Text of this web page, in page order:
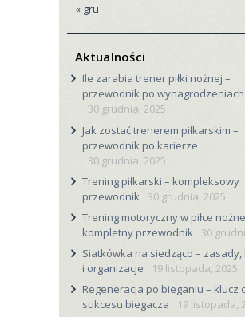
« gru
Aktualności
Ile zarabia trener piłki nożnej –
przewodnik po wynagrodzeniach
30 grudnia, 2025
Jak zostać trenerem piłkarskim –
przewodnik po karierze
30 grudnia, 2025
Trening piłkarski – kompleksowy
przewodnik
30 grudnia, 2025
Trening motoryczny w piłce
kompletny przewodnik 30
Siatkówka na siedząco –
i organizacje
19 listopada, 2025
Regeneracja po bieganiu – klucz
sukcesu biegacza
19 listopada,